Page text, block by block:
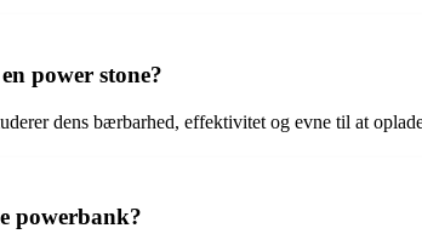
power stone?
dens bærbarhed, effektivitet og evne til at
powerbank?